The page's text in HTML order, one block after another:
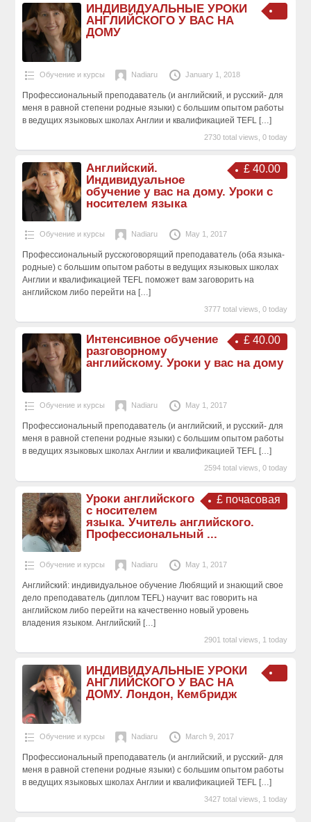
ИНДИВИДУАЛЬНЫЕ УРОКИ
АНГЛИЙСКОГО У ВАС НА
ДОМУ
Обучение и курсы Nadiaru January 1, 2018
Профессиональный преподаватель (и английский, и русский- для
меня в равной степени родные языки) с большим опытом работы
в ведущих языковых школах Англии и квалификацией TEFL […]
2730 total views, 0 today
£ 40.00
Английский.
Индивидуальное
обучение у вас на дому. Уроки с
носителем языка
Обучение и курсы Nadiaru May 1, 2017
Профессиональный русскоговорящий преподаватель (оба языка-
родные) с большим опытом работы в ведущих языковых школах
Англии и квалификацией TEFL поможет вам заговорить на
английском либо перейти на […]
3777 total views, 0 today
£ 40.00
Интенсивное обучение
разговорному
английскому. Уроки у вас на дому
Обучение и курсы Nadiaru May 1, 2017
Профессиональный преподаватель (и английский, и русский- для
меня в равной степени родные языки) с большим опытом работы
в ведущих языковых школах Англии и квалификацией TEFL […]
2594 total views, 0 today
£ почасовая
Уроки английского
с носителем
языка. Учитель английского.
Профессиональный ...
Обучение и курсы Nadiaru May 1, 2017
Английский: индивидуальное обучение Любящий и знающий свое
дело преподаватель (диплом TEFL) научит вас говорить на
английском либо перейти на качественно новый уровень
владения языком. Английский […]
2901 total views, 1 today
ИНДИВИДУАЛЬНЫЕ УРОКИ
АНГЛИЙСКОГО У ВАС НА
ДОМУ. Лондон, Кембридж
Обучение и курсы Nadiaru March 9, 2017
Профессиональный преподаватель (и английский, и русский- для
меня в равной степени родные языки) с большим опытом работы
в ведущих языковых школах Англии и квалификацией TEFL […]
3427 total views, 1 today